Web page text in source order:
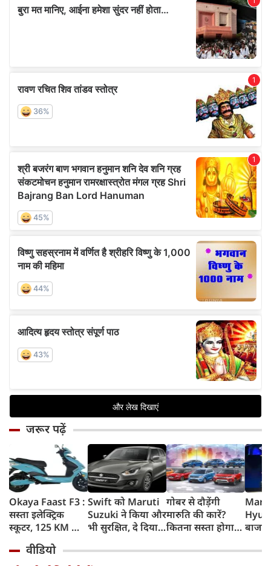
जरूर पढ़ें
Okaya Faast F3 :
सस्ता इलेक्ट्रिक
स्कूटर, 125 KM की
दूर करेगा खास फीचर
Swift को Maruti
Suzuki ने किया और
भी सुरक्षित, दे दिया
standard
गोबर से दौड़ेंगी
मारुति की कारें?
कितना सस्ता होगा
सेफ? ऑटोमोबाइल
वीडियो